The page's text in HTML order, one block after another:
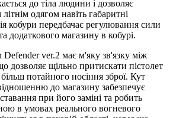
до тіла людини і дозволяє
одягом навіть габаритні
кобури передбачає регулювання сили
додаткового магазину в кобурі.
ver.2 має м'яку зв'язку між
дозволяє щільно притискати пістолет
потайного носіння зброї. Кут
до магазину забезпечує
при його заміні та робить
в умовах реального вогневого